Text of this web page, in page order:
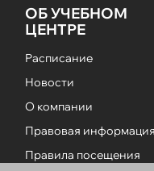
ОБ УЧЕБНОМ
ЦЕНТРЕ
Расписание
Новости
О компании
Правовая информация
Правила посещения